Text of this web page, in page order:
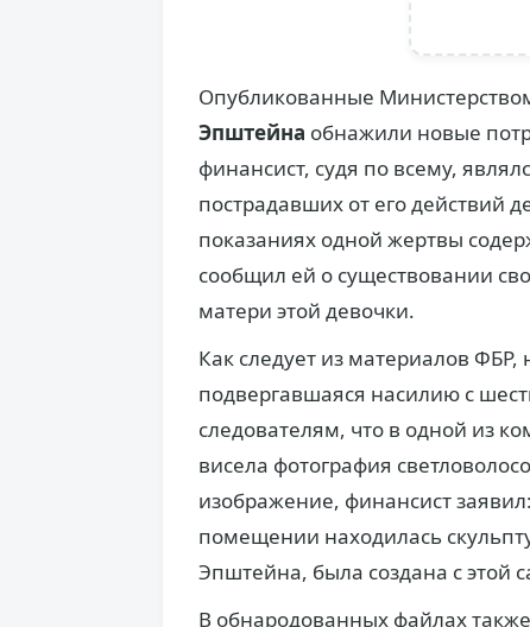
Опубликованные
Эпштейна обнажили новые
финансист, судя по всему,
пострадавших от его действий
показаниях одной жертвы
сообщил ей о существовании
матери этой девочки.
Как следует из материалов
подвергавшаяся насилию с
следователям, что в одной из
висела фотография
изображение, финансист
помещении находилась
Эпштейна, была создана с
В обнародованных файлах